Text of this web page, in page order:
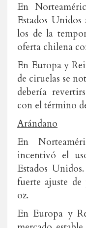
En
Estados Unidos
los de la
oferta chilena
En Europa y
de ciruelas se
debería
con el término
Arándano
En
incentivó el
Estados
fuerte ajuste
oz.
En Europa y